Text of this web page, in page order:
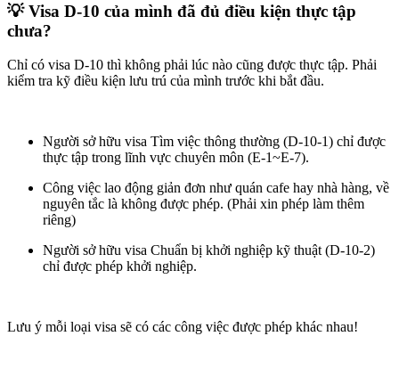
💡 Visa D-10 của mình đã đủ điều kiện thực tập
chưa?
Chỉ có visa D-10 thì không phải lúc nào cũng được thực tập. Phải
kiểm tra kỹ điều kiện lưu trú của mình trước khi bắt đầu.
Người sở hữu visa Tìm việc thông thường (D-10-1) chỉ được
thực tập trong lĩnh vực chuyên môn (E-1~E-7).
Công việc lao động giản đơn như quán cafe hay nhà hàng, về
nguyên tắc là không được phép. (Phải xin phép làm thêm
riêng)
Người sở hữu visa Chuẩn bị khởi nghiệp kỹ thuật (D-10-2)
chỉ được phép khởi nghiệp.
Lưu ý mỗi loại visa sẽ có các công việc được phép khác nhau!